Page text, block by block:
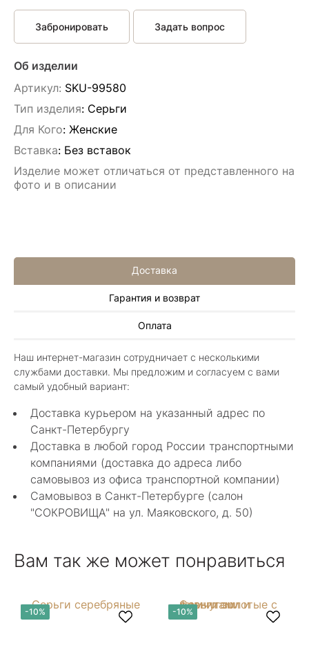
Забронировать Задать вопрос
Об изделии
Артикул: SKU-99580
Тип изделия: Серьги
Для Кого: Женские
Вставка: Без вставок
Изделие может отличаться от представленного на
фото и в описании
Доставка
Гарантия и возврат
Оплата
Наш интернет-магазин сотрудничает с несколькими
службами доставки. Мы предложим и согласуем с вами
самый удобный вариант:
Доставка курьером на указанный адрес по
Санкт-Петербургу
Доставка в любой город России транспортными
компаниями (доставка до адреса либо
самовывоз из офиса транспортной компании)
Самовывоз в Санкт-Петербурге (салон
"СОКРОВИЩА" на ул. Маяковского, д. 50)
Вам так же может понравиться
-10% -10%
Алла Майорова
Классные изделия, оригинальные не похожие
в других магазинах. Сотрудники очень
грамотные специалисты в своем деле помогли
с выбором.
Показать полностью
Нелли Г.
4 мая 2025
Каждый раз бывая на Большой Конюшенной
12 в Санкт-Петербурге посещаю этот
феи-специалисты" помогут определиться с
выбором ! Украшения из этого бутика
любимыми и носимыми! Спасибо Вам за
красоту !! Рекомендую к посещению
arcobaleno04